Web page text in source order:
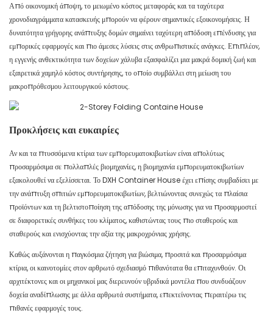
Από οικονομική άποψη, το μειωμένο κόστος μεταφοράς και τα ταχύτερα
χρονοδιαγράμματα κατασκευής μπορούν να φέρουν σημαντικές εξοικονομήσεις. Η
δυνατότητα γρήγορης ανάπτυξης δομών σημαίνει ταχύτερη απόδοση επένδυσης για
εμπορικές εφαρμογές και πιο άμεσες λύσεις στις ανθρωπιστικές ανάγκες. Επιπλέον,
η εγγενής ανθεκτικότητα των δοχείων χάλυβα εξασφαλίζει μια μακρά δομική ζωή και
εξαιρετικά χαμηλό κόστος συντήρησης, το οποίο συμβάλλει στη μείωση του
μακροπρόθεσμου λειτουργικού κόστους.
Προκλήσεις και ευκαιρίες
Αν και τα πτυσσόμενα κτίρια των εμπορευματοκιβωτίων είναι απολύτως
προσαρμόσιμα σε πολλαπλές βιομηχανίες, η βιομηχανία εμπορευματοκιβωτίων
εξακολουθεί να εξελίσσεται. Το DXH Container House έχει επίσης συμβαδίσει με
την ανάπτυξη σπιτιών εμπορευματοκιβωτίων, βελτιώνοντας συνεχώς τα πλαίσια
προϊόντων και τη βελτιστοποίηση της απόδοσης της μόνωσης για να προσαρμοστεί
σε διαφορετικές συνθήκες του κλίματος, καθιστώντας τους πιο σταθερούς και
σταθερούς και ενισχύοντας την αξία της μακροχρόνιας χρήσης.
Καθώς αυξάνονται η παγκόσμια ζήτηση για βιώσιμα, προσιτά και προσαρμόσιμα
κτίρια, οι καινοτομίες στον αρθρωτό σχεδιασμό πιθανότατα θα επιταχυνθούν. Οι
αρχιτέκτονες και οι μηχανικοί μας διερευνούν υβριδικά μοντέλα που συνδυάζουν
δοχεία αναδίπλωσης με άλλα αρθρωτά συστήματα, επεκτείνοντας περαιτέρω τις
πιθανές εφαρμογές τους.